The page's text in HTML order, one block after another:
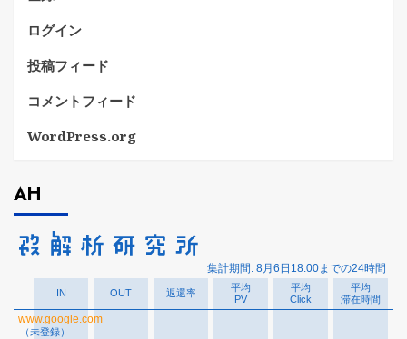
ログイン
投稿フィード
コメントフィード
WordPress.org
AH